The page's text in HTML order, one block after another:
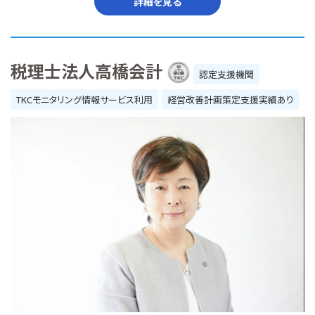
税理士法人高橋会計
認定支援機関
TKCモニタリング情報サービス利用
経営改善計画策定支援実績あり